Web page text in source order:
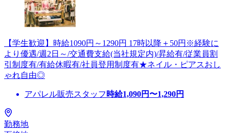
【学生歓迎】時給1090円～1290円 17時以降＋50円※経験に
より優遇/週2日～/交通費支給(当社規定内)/昇給有/従業員割
引制度有/有給休暇有/社員登用制度有★ネイル・ピアスおし
ゃれ自由◎
アパレル販売スタッフ 時給1,090円〜1,290円
勤務地